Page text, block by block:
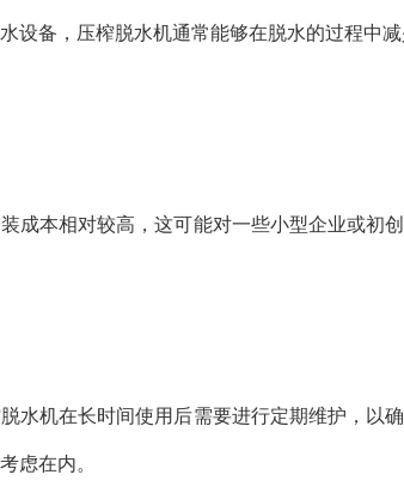
设备，压榨脱水机通常能够在脱水的过程中
成本相对较高，这可能对一些小型企业或初
水机在长时间使用后需要进行定期维护，以
虑在内。